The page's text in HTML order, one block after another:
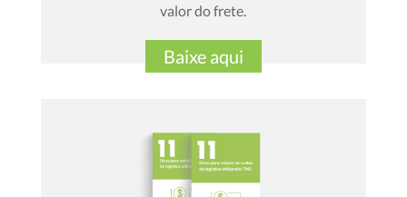
valor do frete.
Baixe aqui